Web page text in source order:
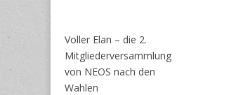
Voller Elan – die 2.
Mitgliederversammlung
von NEOS nach den
Wahlen